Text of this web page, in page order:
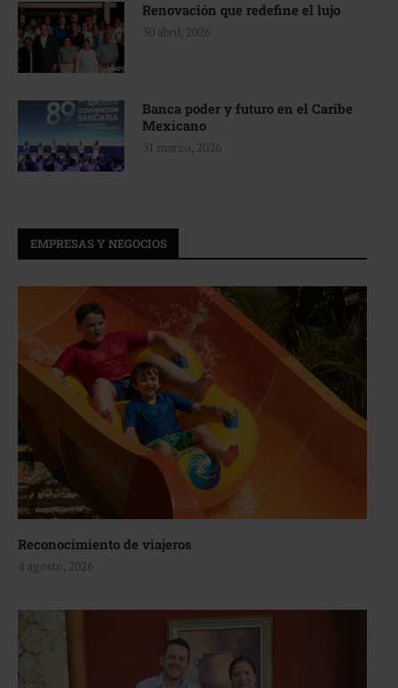
Renovación que redefine el lujo
30 abril, 2026
Banca poder y futuro en el Caribe
Mexicano
31 marzo, 2026
EMPRESAS Y NEGOCIOS
Reconocimiento de viajeros
4 agosto, 2026